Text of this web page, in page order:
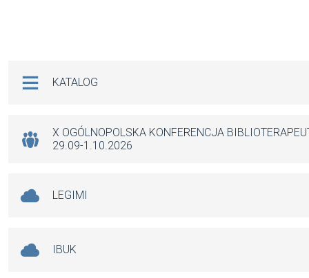
KATALOG
X OGÓLNOPOLSKA KONFERENCJA
29.09-1.10.2026
LEGIMI
IBUK